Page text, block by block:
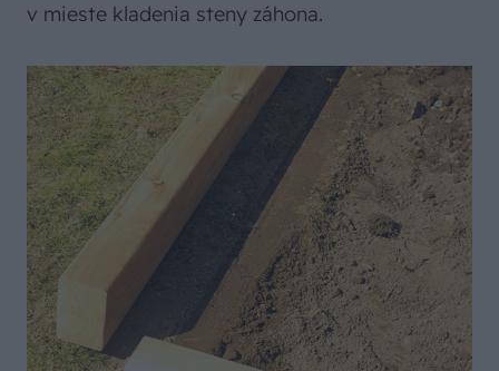
v mieste kladenia steny záhona.